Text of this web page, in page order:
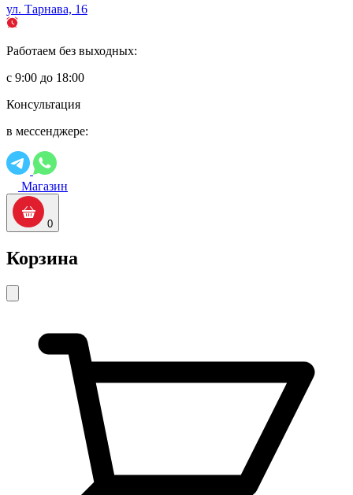
ул. Тарнава, 16
Работаем без выходных:
с 9:00 до 18:00
Консультация
в мессенджере:
Магазин
0
Корзина